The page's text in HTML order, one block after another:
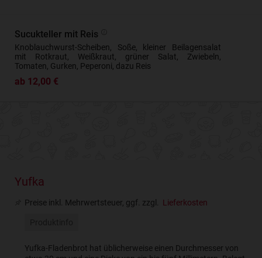
Sucukteller mit Reis
Knoblauchwurst-Scheiben, Soße, kleiner Beilagensalat
mit Rotkraut, Weißkraut, grüner Salat, Zwiebeln,
Tomaten, Gurken, Peperoni, dazu Reis
ab 12,00 €
Yufka
Preise inkl. Mehrwertsteuer, ggf. zzgl. Lieferkosten
Yufka-Fladenbrot hat üblicherweise einen Durchmesser von